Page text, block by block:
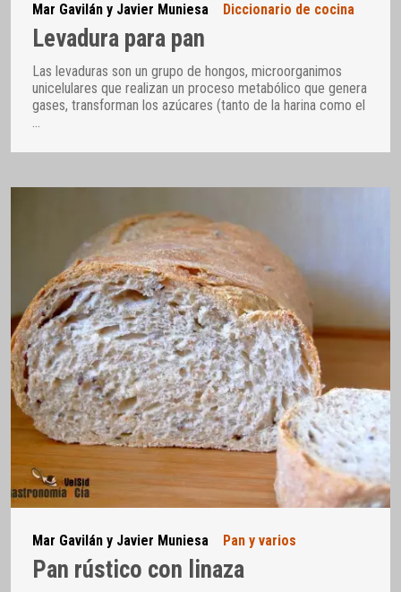
Mar Gavilán y Javier Muniesa Diccionario de cocina
Levadura para pan
Las levaduras son un grupo de hongos, microorganimos
unicelulares que realizan un proceso metabólico que genera
gases, transforman los azúcares (tanto de la harina como el
…
Mar Gavilán y Javier Muniesa Pan y varios
Pan rústico con linaza